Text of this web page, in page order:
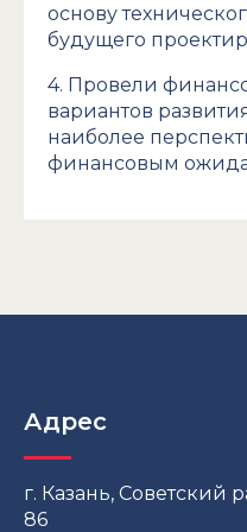
основу
будущего
4. Провели
вариантов
наиболее
финансовым
Адрес
г. Казань, Советский
86